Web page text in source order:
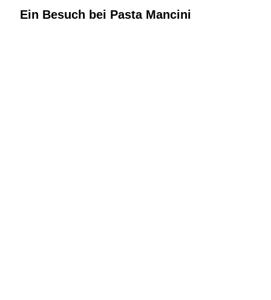
Ein Besuch bei Pasta Mancini